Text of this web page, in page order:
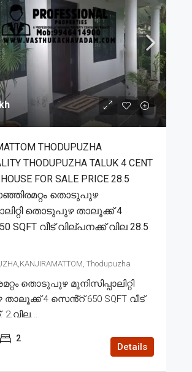
THODUPUZHA
THODUPUZHA TALUK 4 CENT
FOR SALE PRICE 28.5
തൊടുപുഴ
തൊടുപുഴ താലൂക്ക് 4
SQFT വീട് വില്പനക്ക് വില 28.5
Thodupuzha
തൊടുപുഴ മുനിസിപ്പാലിറ്റി
4 സെൻ്റ് 650 SQFT വീട്
2
Details